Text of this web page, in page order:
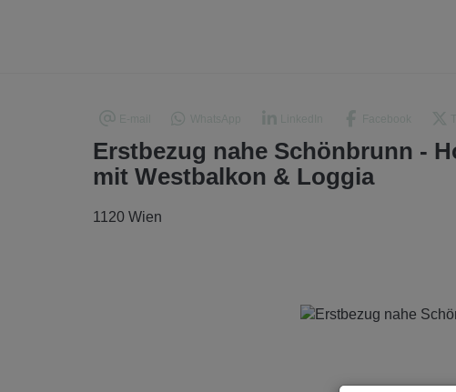
Erstbezug nahe Schönbrunn -
mit Westbalkon & Loggia
1120 Wien